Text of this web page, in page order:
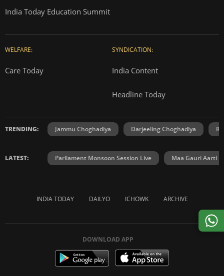
India Today Education Summit
WELFARE:
Care Today
SYNDICATION:
India Content
Headline Today
TRENDING: Jammu Choghadiya Darjeeling Choghadiya
LATEST: Parliament Monsoon Session Live Maa Gauri Aarti
INDIA TODAY DAILYO ICHOWK ARCHIVE
DOWNLOAD APP